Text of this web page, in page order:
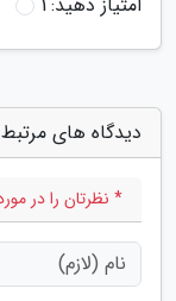
دیدگاه های
* نظرتان را در